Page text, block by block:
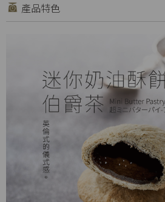
產品特色